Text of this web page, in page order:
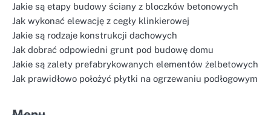
Jakie są etapy budowy ściany z bloczków betonowych
Jak wykonać elewację z cegły klinkierowej
Jakie są rodzaje konstrukcji dachowych
Jak dobrać odpowiedni grunt pod budowę domu
Jakie są zalety prefabrykowanych elementów żelbetowych
Jak prawidłowo położyć płytki na ogrzewaniu podłogowym